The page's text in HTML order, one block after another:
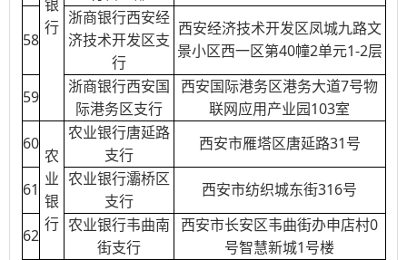
银
行
58
浙商银行西安经
济技术开发区支
行
西安经济技术开发区凤城九路文
景小区西一区第40幢2单元1-2层
59
浙商银行西安国
际港务区支行
西安国际港务区港务大道7号物
联网应用产业园103室
60
农
业
银
行
农业银行唐延路
支行
西安市雁塔区唐延路31号
61
农业银行灞桥区
支行
西安市纺织城东街316号
62
农业银行韦曲南
街支行
西安市长安区韦曲街办申店村0
号智慧新城1号楼